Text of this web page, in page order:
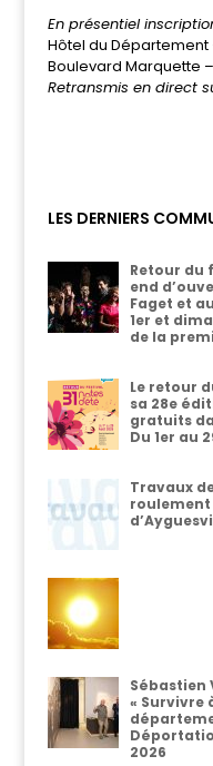
En présentiel
Hôtel du Département
Boulevard Marquette
Retransmis en direct
LES DERNIERS
Retour du
end
Faget et
1er et
de la
Le retour
sa 28e
gratuits
Du 1er au
Travaux
roulement
Sébastien
« Survivre
2026